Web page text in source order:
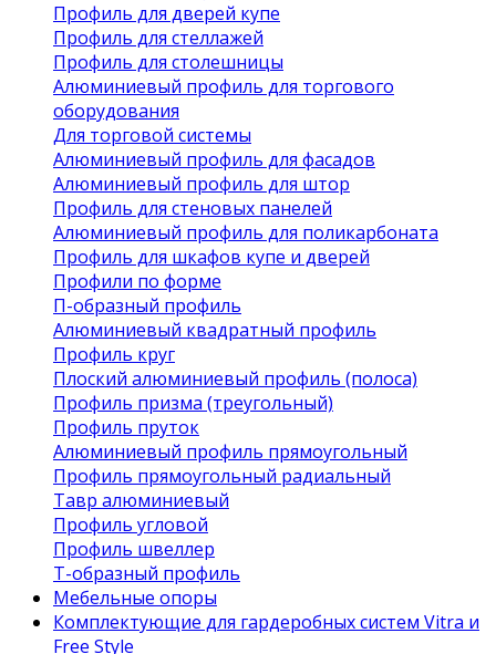
Профиль для дверей купе
Профиль для стеллажей
Профиль для столешницы
Алюминиевый профиль для торгового
оборудования
Для торговой системы
Алюминиевый профиль для фасадов
Алюминиевый профиль для штор
Профиль для стеновых панелей
Алюминиевый профиль для поликарбоната
Профиль для шкафов купе и дверей
Профили по форме
П-образный профиль
Алюминиевый квадратный профиль
Профиль круг
Плоский алюминиевый профиль (полоса)
Профиль призма (треугольный)
Профиль пруток
Алюминиевый профиль прямоугольный
Профиль прямоугольный радиальный
Тавр алюминиевый
Профиль угловой
Профиль швеллер
Т-образный профиль
Мебельные опоры
Комплектующие для гардеробных систем Vitra и
Free Style